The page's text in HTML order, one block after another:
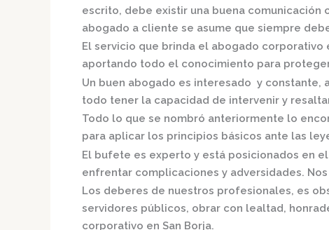
escrito, debe existir una buena
abogado a cliente se asume que siempre
El servicio que brinda el abogado corporativo
aportando todo el conocimiento para
Un buen abogado es interesado y constante,
todo tener la capacidad de intervenir y
Todo lo que se nombró anteriormente lo
para aplicar los principios básicos ante las
El bufete es experto y está posicionados en
enfrentar complicaciones y adversidades.
Los deberes de nuestros profesionales, es
servidores públicos, obrar con lealtad,
corporativo en San Borja.